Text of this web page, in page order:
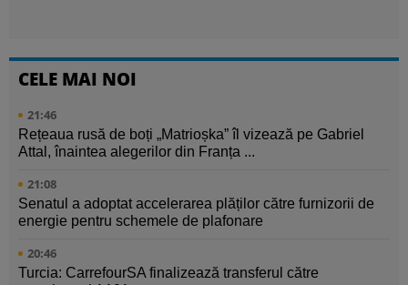
CELE MAI NOI
21:46
Rețeaua rusă de boți „Matrioșka” îl vizează pe Gabriel
Attal, înaintea alegerilor din Franța ...
21:08
Senatul a adoptat accelerarea plăților către furnizorii de
energie pentru schemele de plafonare
20:46
Turcia: CarrefourSA finalizează transferul către